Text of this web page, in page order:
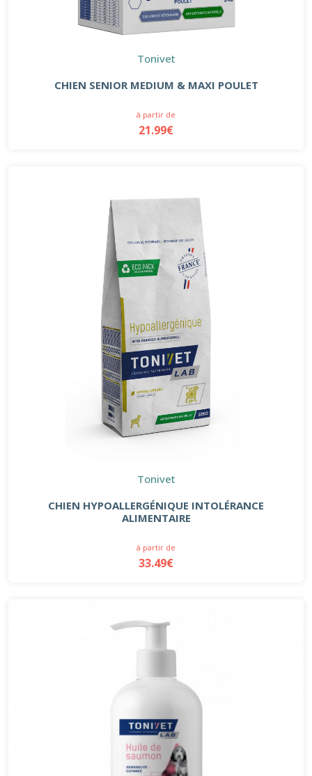
Tonivet
CHIEN SENIOR MEDIUM & MAXI POULET
à partir de
21.99€
Tonivet
CHIEN HYPOALLERGÉNIQUE INTOLÉRANCE
ALIMENTAIRE
à partir de
33.49€